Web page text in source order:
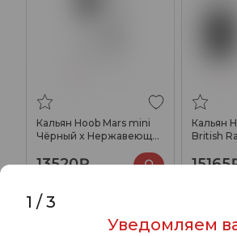
Кальян Hoob Mars mini
Чёрный x Нержавеющая
13520₽
Кальян
British
1 /3
Уведомляем